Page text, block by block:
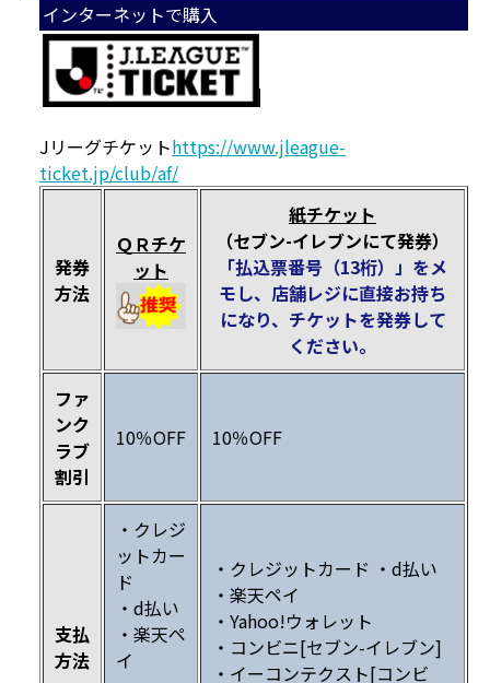
インターネットで購入
Jリーグチケットhttps://www.jleague-
ticket.jp/club/af/
発券
方法
ＱＲチケ
ット
紙チケット
（セブン-イレブンにて発券）
「払込票番号（13桁）」をメ
モし、店舗レジに直接お持ち
になり、チケットを発券して
ください。
ファ
ンク
ラブ
割引
10％OFF 10％OFF
支払
方法
・クレジ
ットカー
ド
・d払い
・楽天ペ
イ
・クレジットカード ・d払い
・楽天ペイ
・Yahoo!ウォレット
・コンビニ[セブン-イレブン]
・イーコンテクスト[コンビ